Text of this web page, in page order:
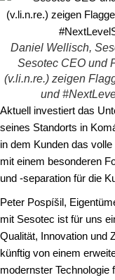
Daniel Wellisch,
Sesotec CEO und
(v.li.n.re.) zeigen
und
Aktuell investiert das
seines Standorts in
in dem Kunden das
mit einem besonderen
und -separation für die
Peter Pospíšil,
mit Sesotec ist für uns
Qualität, Innovation und
künftig von einem
modernster